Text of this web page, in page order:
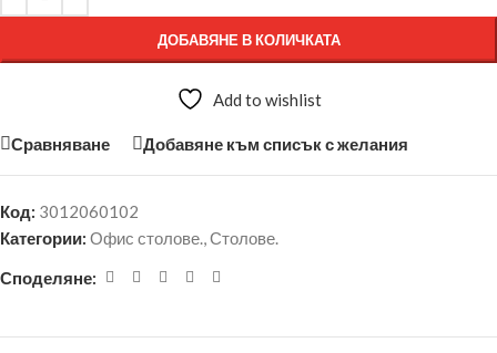
ДОБАВЯНЕ В КОЛИЧКАТА
Add to wishlist
Сравняване Добавяне към списък с желания
Код: 3012060102
Категории: Офис столове.,Столове.
Споделяне: